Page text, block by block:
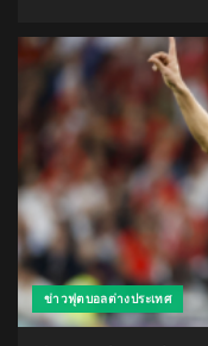
ข่าวฟุตบอลต่างประเทศ